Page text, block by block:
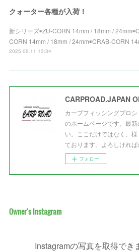
クォーター各種が入荷！
新シリーズ◉ZU-CORN 14mm / 18mm /
CORN 14mm / 18mm / 24mm◉CRAB-CORN
2025.06.11 13:34
CARPROAD.JAPAN
カープフィッシングプロシ
のホームページです。最
い。ここだけではなく、
ております。よろしければ
フォロー
Owner's Instagram
Instagramの写真を取得でき